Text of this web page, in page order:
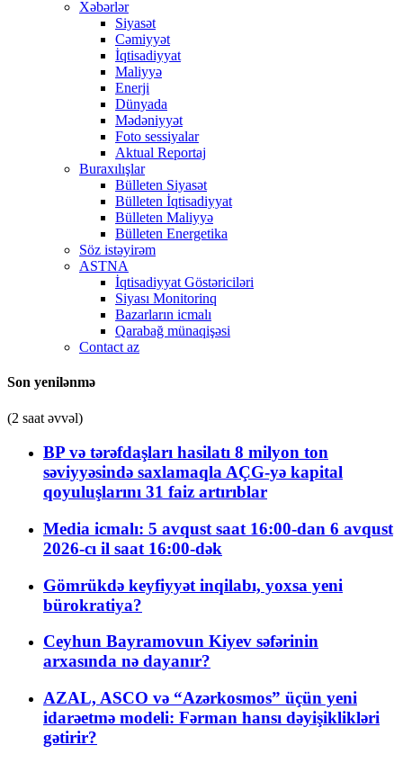
Xəbərlər
Siyasət
Cəmiyyət
İqtisadiyyat
Maliyyə
Enerji
Dünyada
Mədəniyyət
Foto sessiyalar
Aktual Reportaj
Buraxılışlar
Bülleten Siyasət
Bülleten İqtisadiyyat
Bülleten Maliyyə
Bülleten Energetika
Söz istəyirəm
ASTNA
İqtisadiyyat Göstəriciləri
Siyası Monitorinq
Bazarların icmalı
Qarabağ münaqişəsi
Contact az
Son yenilənmə
(2 saat əvvəl)
BP və tərəfdaşları hasilatı 8 milyon ton
səviyyəsində saxlamaqla AÇG-yə kapital
qoyuluşlarını 31 faiz artırıblar
Media icmalı: 5 avqust saat 16:00-dan 6 avqust
2026-cı il saat 16:00-dək
Gömrükdə keyfiyyət inqilabı, yoxsa yeni
bürokratiya?
Ceyhun Bayramovun Kiyev səfərinin
arxasında nə dayanır?
AZAL, ASCO və “Azərkosmos” üçün yeni
idarəetmə modeli: Fərman hansı dəyişiklikləri
gətirir?